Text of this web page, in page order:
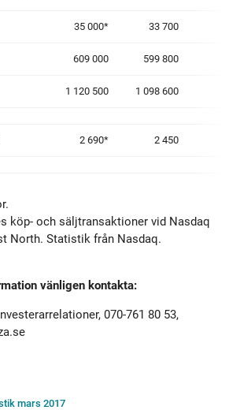
35 000* 33 700
609 000 599 800
1 120 500 1 098 600
2 690* 2 450
köp- och säljtransaktioner vid Nasdaq
North. Statistik från Nasdaq.
vänligen kontakta:
070-761 80 53,
mars 2017